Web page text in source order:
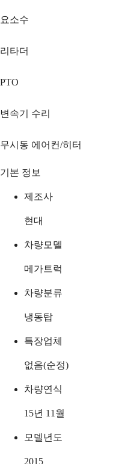
요소수
리타더
PTO
변속기 수리
무시동 에어컨/히터
기본 정보
제조사
현대
차량모델
메가트럭
차량분류
냉동탑
특장업체
없음(순정)
차량연식
15년 11월
모델년도
2015